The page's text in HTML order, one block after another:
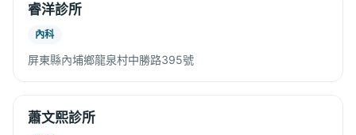
睿洋診所
內科
屏東縣內埔鄉龍泉村中勝路395號
蕭文熙診所